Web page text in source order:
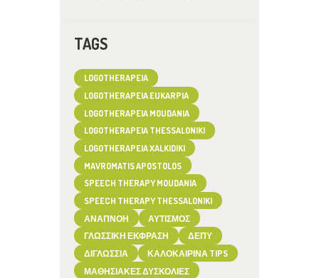
TAGS
LOGOTHERAPEIA
LOGOTHERAPEIA EUKARPIA
LOGOTHERAPEIA MOUDANIA
LOGOTHERAPEIA THESSALONIKI
LOGOTHERAPEIA XALKIDIKI
MAVROMATIS APOSTOLOS
SPEECH THERAPY MOUDANIA
SPEECH THERAPY THESSALONIKI
ΑΝΑΠΝΟΉ
ΑΥΤΙΣΜΌΣ
ΓΛΩΣΣΙΚΉ ΈΚΦΡΑΣΗ
ΔΕΠΥ
ΔΙΓΛΩΣΣΊΑ
ΚΑΛΟΚΑΙΡΙΝΆ TIPS
ΜΑΘΗΣΙΑΚΈΣ ΔΥΣΚΟΛΊΕΣ